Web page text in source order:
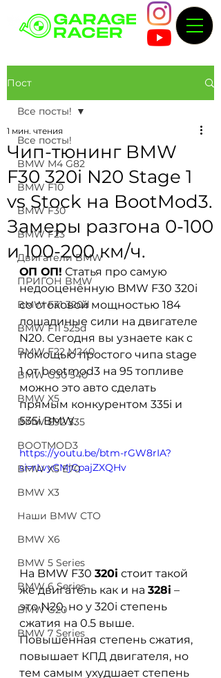
Пост
Все посты!
BMW M4 G82
BMW F10
BMW F30
BMW F23
Двигатели BMW
ПРИГОН BMW
BMW F31 320d
BMW F11 525d
BMW F22 M240
BMW G30 540
BMW X5
BMW E92 335
BOOTMOD3
BMW X5 E70
BMW X3
Наши BMW СТО
BMW X6
BMW 5 Series
BMW 6 Series
BMW G20
BMW 7 Series
Все посты!
Чип-тюнинг BMW
F30 320i N20 Stage 1
vs Stock на BootMod3.
Замеры разгона 0-100
и 100-200 км/ч.
1 мин. чтения
ОП ОП! Статья про самую
недооценённую BMW F30 320i
со стоковой мощностью 184
лошадиные сили на двигателе
N20. Сегодня вы узнаете как с
помощью простого чипа stage
1 от bootmod3 на 95 топливе
можно это авто сделать
прямым конкурентом 335i и
535i BMW.
https://youtu.be/btm-rGW8rIA?
si=rLvyCMjCpajZXQHv
На BMW F30 320i стоит такой
же двигатель как и на 328i –
это N20, но у 320i степень
сжатия на 0.5 выше.
Повышенная степень сжатия,
повышает КПД двигателя, но
тем самым ухудшает степень